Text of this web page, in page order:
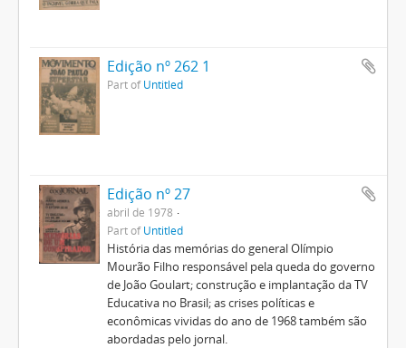
Edição nº 262 1
Part ofUntitled
Edição nº 27
abril de 1978
Part ofUntitled
História das memórias do general Olímpio
Mourão Filho responsável pela queda do governo
de João Goulart; construção e implantação da TV
Educativa no Brasil; as crises políticas e
econômicas vividas do ano de 1968 também são
abordadas pelo jornal.